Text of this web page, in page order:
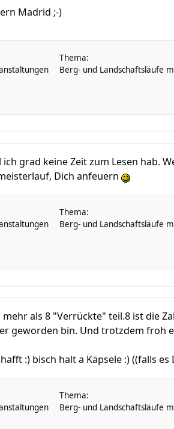
Madrid ;-)
Thema:
Berg- und Landschaftsläufe
grad keine Zeit zum Lesen hab.
Dich anfeuern
Thema:
Berg- und Landschaftsläufe
als 8 "Verrückte" teil.8 ist die
geworden bin. Und trotzdem froh
:) bisch halt a Käpsele :) ((falls es
Thema:
Berg- und Landschaftsläufe